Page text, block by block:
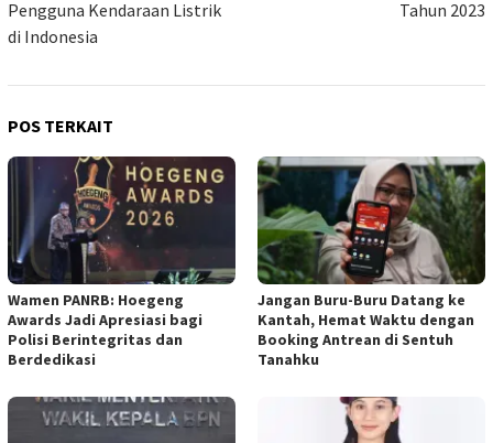
Pengguna Kendaraan Listrik
di Indonesia
Tahun 2023
POS TERKAIT
Wamen PANRB: Hoegeng
Awards Jadi Apresiasi bagi
Polisi Berintegritas dan
Berdedikasi
Jangan Buru-Buru Datang ke
Kantah, Hemat Waktu dengan
Booking Antrean di Sentuh
Tanahku